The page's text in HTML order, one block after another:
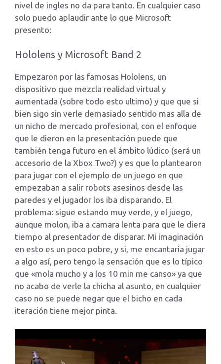
nivel de ingles no da para tanto. En cualquier caso
solo puedo aplaudir ante lo que Microsoft
presento:
Hololens y Microsoft Band 2
Empezaron por las famosas Hololens, un
dispositivo que mezcla realidad virtual y
aumentada (sobre todo esto ultimo) y que que si
bien sigo sin verle demasiado sentido mas alla de
un nicho de mercado profesional, con el enfoque
que le dieron en la presentación puede que
también tenga futuro en el ámbito lúdico (será un
accesorio de la Xbox Two?) y es que lo plantearon
para jugar con el ejemplo de un juego en que
empezaban a salir robots asesinos desde las
paredes y el jugador los iba disparando. El
problema: sigue estando muy verde, y el juego,
aunque molon, iba a camara lenta para que le diera
tiempo al presentador de disparar. Mi imaginación
en esto es un poco pobre, y si, me encantaría jugar
a algo así, pero tengo la sensación que es lo típico
que «mola mucho y a los 10 min me canso» ya que
no acabo de verle la chicha al asunto, en cualquier
caso no se puede negar que el bicho en cada
iteración tiene mejor pinta.